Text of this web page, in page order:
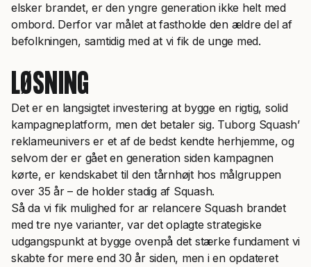
elsker brandet, er den yngre generation ikke helt med
ombord. Derfor var målet at fastholde den ældre del af
befolkningen, samtidig med at vi fik de unge med.
LØSNING
Det er en langsigtet investering at bygge en rigtig, solid
kampagneplatform, men det betaler sig. Tuborg Squash’
reklameunivers er et af de bedst kendte herhjemme, og
selvom der er gået en generation siden kampagnen
kørte, er kendskabet til den tårnhøjt hos målgruppen
over 35 år – de holder stadig af Squash.
Så da vi fik mulighed for ar relancere Squash brandet
med tre nye varianter, var det oplagte strategiske
udgangspunkt at bygge ovenpå det stærke fundament vi
skabte for mere end 30 år siden, men i en opdateret